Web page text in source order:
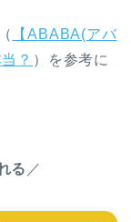
【ABABA(アバ
？ ）を参考に
る ／